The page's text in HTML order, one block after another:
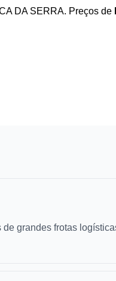
DA SERRA. Preços de
grandes frotas